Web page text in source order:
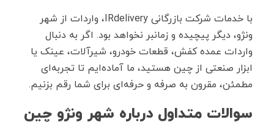
با خدمات شرکت بازرگانی IRdelivery، واردات از شهر
ونژو، دیگر پیچیده و زمانبر نخواهد بود. اگر به دنبال
واردات عمده کفش، قطعات خودرو، شیرآلات، عینک یا
ابزار صنعتی از چین هستید، ما آماده‌ایم تا تجربه‌ای
مطمئن، مقرون ‌به‌ صرفه و حرفه‌ای برای شما رقم بزنیم.
سوالات متداول درباره شهر ونژو چین